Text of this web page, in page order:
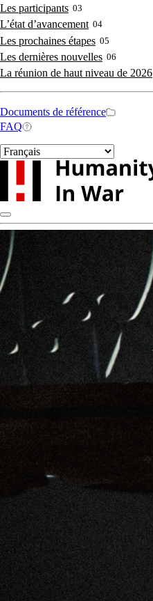
navigation
Les participants 03
L’état d’avancement 04
Les prochaines étapes 05
Les dernières nouvelles 06
La réunion de haut niveau de 2026
Secondary
navigation
Documents de référence
FAQ
Select
your